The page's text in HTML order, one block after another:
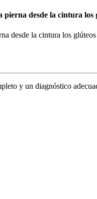
desde la cintura los
desde la cintura los
y un diagnóstico